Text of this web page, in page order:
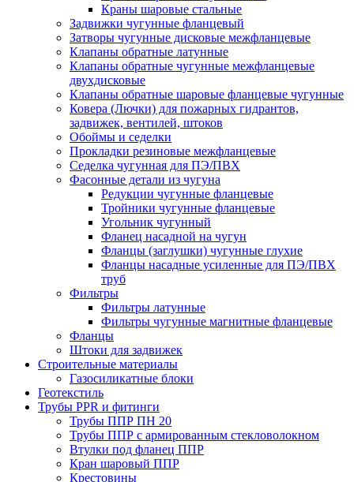
Краны шаровые стальные
Задвижки чугунные фланцевый
Затворы чугунные дисковые межфланцевые
Клапаны обратные латунные
Клапаны обратные чугунные межфланцевые
двухдисковые
Клапаны обратные шаровые фланцевые чугунные
Ковера (Лючки) для пожарных гидрантов,
задвижек, вентилей, штоков
Обоймы и седелки
Прокладки резиновые межфланцевые
Седелка чугунная для ПЭ/ПВХ
Фасонные детали из чугуна
Редукции чугунные фланцевые
Тройники чугунные фланцевые
Угольник чугунный
Фланец насадной на чугун
Фланцы (заглушки) чугунные глухие
Фланцы насадные усиленные для ПЭ/ПВХ
труб
Фильтры
Фильтры латунные
Фильтры чугунные магнитные фланцевые
Фланцы
Штоки для задвижек
Строительные материалы
Газосиликатные блоки
Геотекстиль
Трубы PPR и фитинги
Трубы ППР ПН 20
Трубы ППР с армированным стекловолокном
Втулки под фланец ППР
Кран шаровый ППР
Крестовины